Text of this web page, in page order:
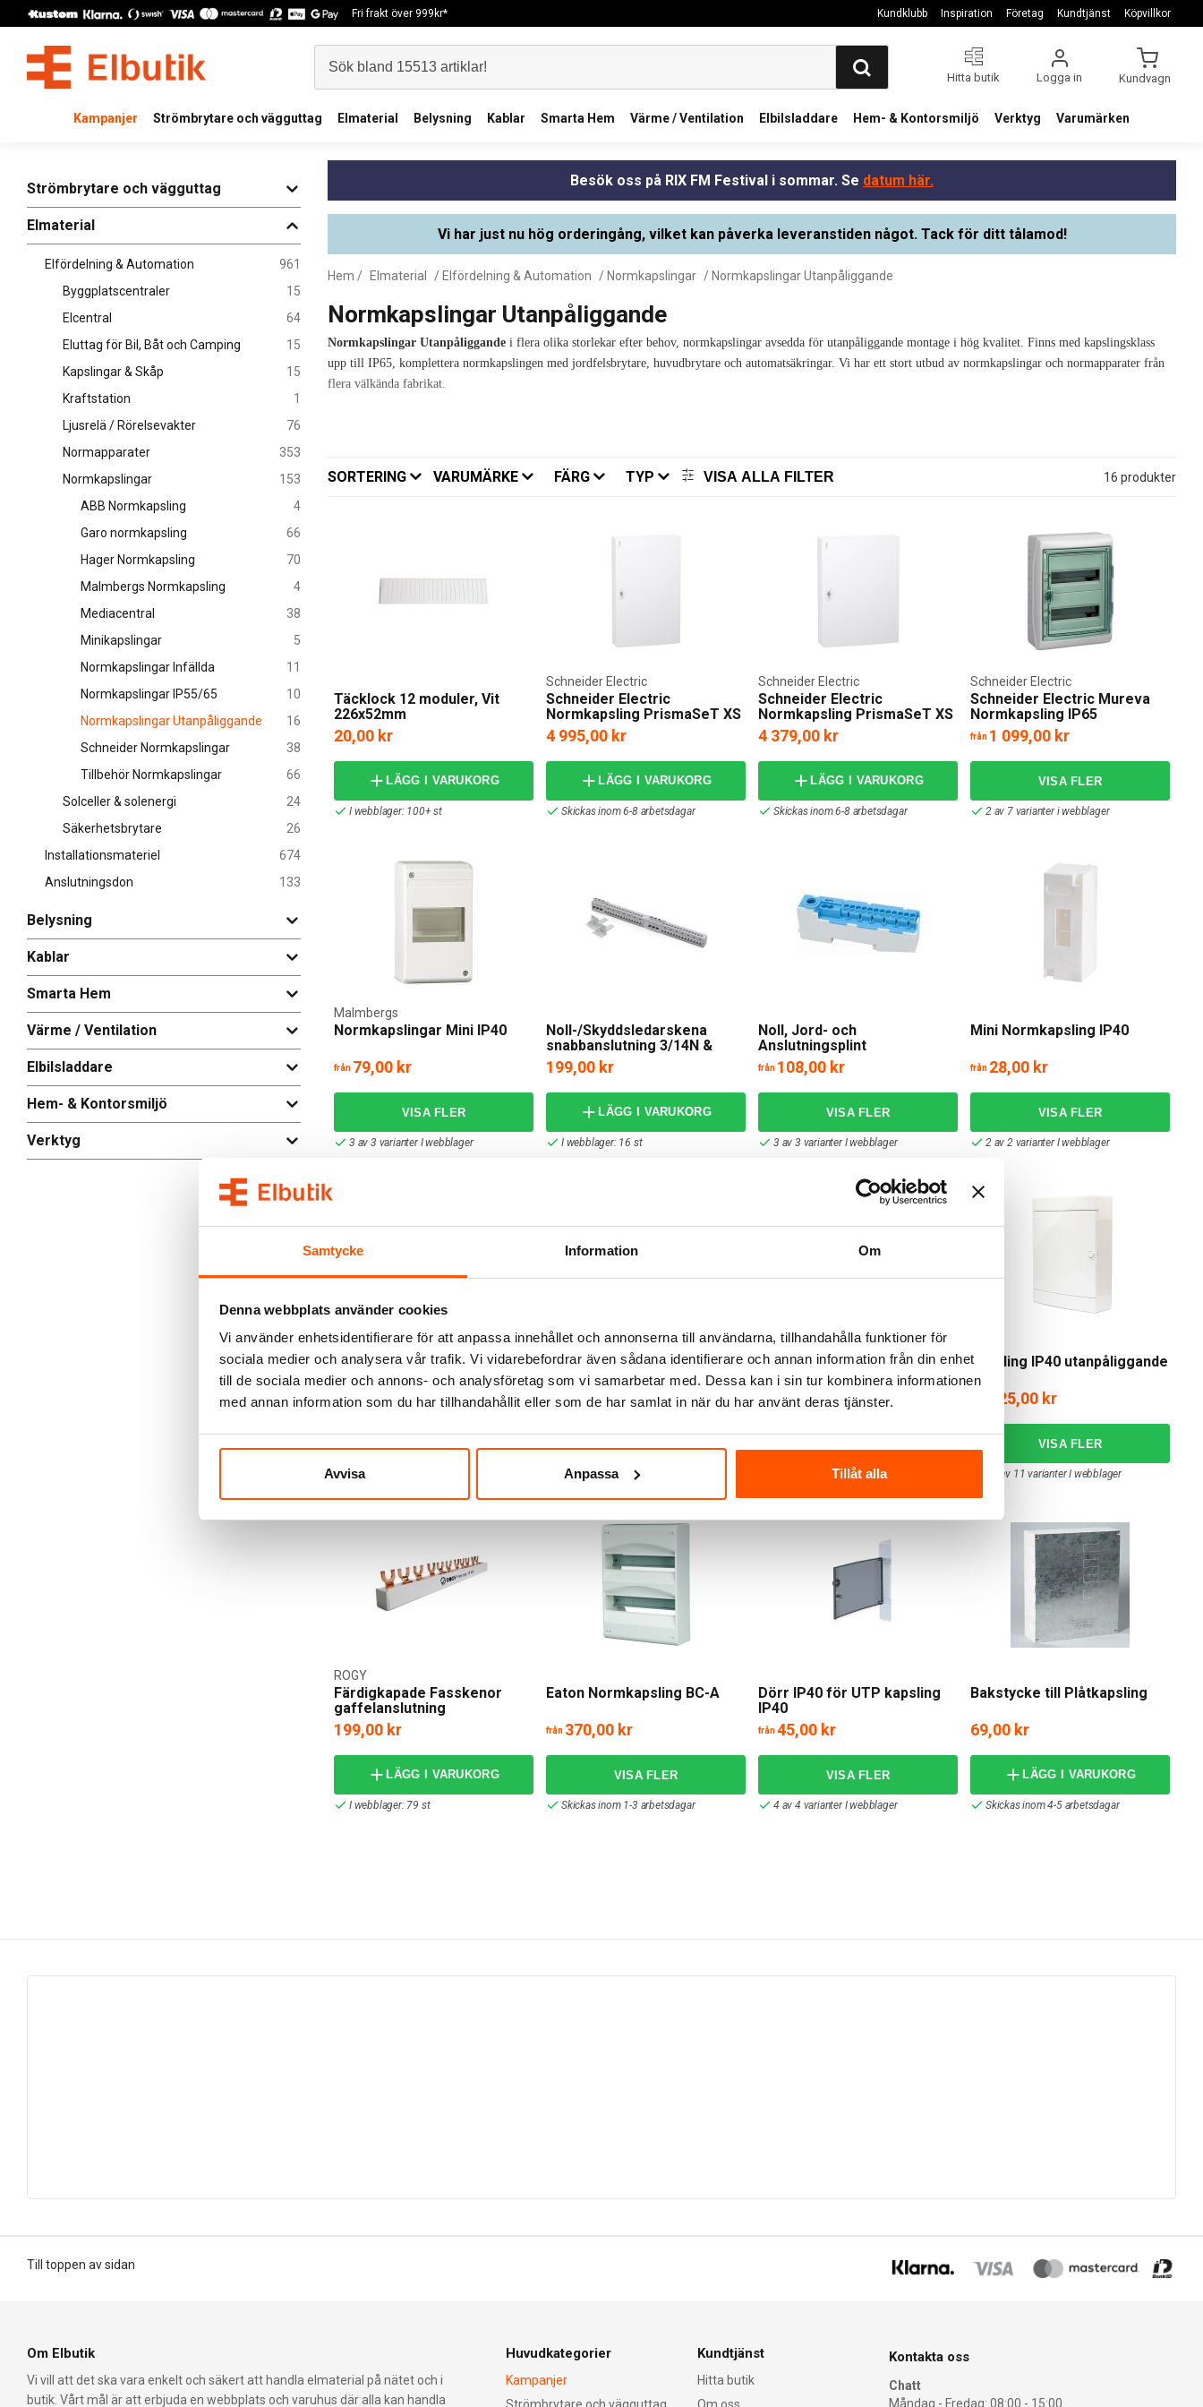
Samtycke Information Om
Denna webbplats använder cookies
Vi använder enhetsidentifierare för att anpassa innehållet och annonserna till användarna, tillhandahålla funktioner för
sociala medier och analysera vår trafik. Vi vidarebefordrar även sådana identifierare och annan information från din enhet
till de sociala medier och annons- och analysföretag som vi samarbetar med. Dessa kan i sin tur kombinera informationen
med annan information som du har tillhandahållit eller som de har samlat in när du har använt deras tjänster.
Avvisa Anpassa Tillåt alla
Fri frakt över 999kr* Kundklubb Inspiration Företag Kundtjänst Köpvillkor
Hitta butik Logga in Kundvagn
Kampanjer Strömbrytare och vägguttag Elmaterial Belysning Kablar Smarta Hem Värme / Ventilation Elbilsladdare Hem- & Kontorsmiljö Verktyg Varumärken
Strömbrytare och vägguttag
Elmaterial
Elfördelning & Automation
961
Byggplatscentraler
15
Elcentral
64
Eluttag för Bil, Båt och Camping
15
Kapslingar & Skåp
15
Kraftstation
1
Ljusrelä / Rörelsevakter
76
Normapparater
353
Normkapslingar
153
ABB Normkapsling
4
Garo normkapsling
66
Hager Normkapsling
70
Malmbergs Normkapsling
4
Mediacentral
38
Minikapslingar
5
Normkapslingar Infällda
11
Normkapslingar IP55/65
10
Normkapslingar Utanpåliggande
16
Schneider Normkapslingar
38
Tillbehör Normkapslingar
66
Solceller & solenergi
24
Säkerhetsbrytare
26
Installationsmateriel
674
Anslutningsdon
133
Belysning
Kablar
Smarta Hem
Värme / Ventilation
Elbilsladdare
Hem- & Kontorsmiljö
Verktyg
Besök oss på RIX FM Festival i sommar. Se datum här.
Vi har just nu hög orderingång, vilket kan påverka leveranstiden något. Tack för ditt tålamod!
Hem / Elmaterial / Elfördelning & Automation / Normkapslingar / Normkapslingar Utanpåliggande
Normkapslingar Utanpåliggande
Normkapslingar Utanpåliggande i flera olika storlekar efter behov, normkapslingar avsedda för utanpåliggande montage i hög kvalitet. Finns med kapslingsklass
upp till IP65, komplettera normkapslingen med jordfelsbrytare, huvudbrytare och automatsäkringar. Vi har ett stort utbud av normkapslingar och normapparater från
flera välkända fabrikat.
VARUMÄRKE FÄRG TYP VISA ALLA FILTER 16 produkter
SORTERING
Täcklock 12 moduler, Vit
226x52mm
20,00 kr
LÄGG I VARUKORG
I webblager: 100+ st
Schneider Electric
Normkapsling PrismaSeT XS
utvändig 5x24
Schneider Electric
4 995,00 kr
LÄGG I VARUKORG
Skickas inom 6-8 arbetsdagar
Schneider Electric
Normkapsling PrismaSeT XS
utvändig 4x24
Schneider Electric
4 379,00 kr
LÄGG I VARUKORG
Skickas inom 6-8 arbetsdagar
Schneider Electric Mureva
Normkapsling IP65
Schneider Electric
från 1 099,00 kr
2 av 7 varianter i webblager
Normkapslingar Mini IP40
Malmbergs
från 79,00 kr
3 av 3 varianter I webblager
Noll-/Skyddsledarskena
snabbanslutning 3/14N &
3/14PE
199,00 kr
LÄGG I VARUKORG
I webblager: 16 st
Noll, Jord- och
Anslutningsplint
från 108,00 kr
3 av 3 varianter I webblager
Mini Normkapsling IP40
från 28,00 kr
2 av 2 varianter I webblager
Kopplings- och
fördelningsplint
Pollmann Elektrotechnik
167,00 kr
I webblager: 100+ st
Kapslingar IP65 med
rökfärgad dörr
från 239,00 kr
7 av 7 varianter I webblager
Kapsling IP65 6 moduler med
rökfärgad dörr 165x201x120
249,00 kr
I webblager: 73 st
Kapsling IP40 utanpåliggande
125,00 kr
11 av 11 varianter I webblager
Färdigkapade Fasskenor
gaffelanslutning
ROGY
199,00 kr
LÄGG I VARUKORG
I webblager: 79 st
Eaton Normkapsling BC-A
från 370,00 kr
Skickas inom 1-3 arbetsdagar
Dörr IP40 för UTP kapsling
IP40
från45,00 kr
4 av 4 varianter I webblager
Bakstycke till Plåtkapsling
69,00 kr
LÄGG I VARUKORG
Skickas inom 4-5 arbetsdagar
Till toppen av sidan
Om Elbutik
Vi vill att det ska vara enkelt och säkert att handla elmaterial på nätet och i
butik. Vårt mål är att erbjuda en webbplats och varuhus där alla kan handla
Huvudkategorier
Kampanjer
Kundtjänst
Hitta butik
Kontakta oss
Chatt
Måndag - Fredag: 08:00 - 15:00